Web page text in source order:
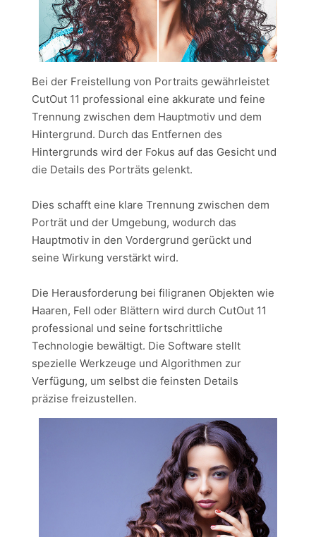
Bei der Freistellung von Portraits gewährleistet
CutOut 11 professional eine akkurate und feine
Trennung zwischen dem Hauptmotiv und dem
Hintergrund. Durch das Entfernen des
Hintergrunds wird der Fokus auf das Gesicht und
die Details des Porträts gelenkt.
Dies schafft eine klare Trennung zwischen dem
Porträt und der Umgebung, wodurch das
Hauptmotiv in den Vordergrund gerückt und
seine Wirkung verstärkt wird.
Die Herausforderung bei filigranen Objekten wie
Haaren, Fell oder Blättern wird durch CutOut 11
professional und seine fortschrittliche
Technologie bewältigt. Die Software stellt
spezielle Werkzeuge und Algorithmen zur
Verfügung, um selbst die feinsten Details
präzise freizustellen.